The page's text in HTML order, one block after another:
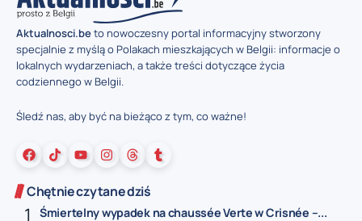
Aktualnosci.beto nowoczesny portal informacyjny stworzony
specjalnie z myślą o Polakach mieszkających w Belgii: informacje o
lokalnych wydarzeniach, a także treści dotyczące życia
codziennego w Belgii.
Śledź nas, aby być na bieżąco z tym, co ważne!
Chętnie czytane dziś
Śmiertelny wypadek na chaussée Verte w Crisnée –...